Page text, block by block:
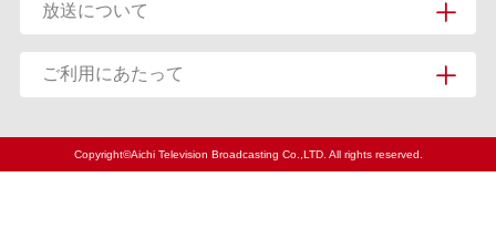
放送について
ご利用にあたって
Copyright©Aichi Television Broadcasting Co.,LTD. All rights reserved.